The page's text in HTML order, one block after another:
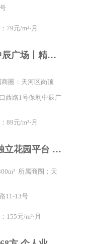
79元/m²⋅月
岗顶石牌桥丨保利中辰广场丨精装修200一300方出租丨配家私
圈：天河区岗顶
西路1号保利中辰广
89元/m²⋅月
珠江新城全层物业 独立花园平台 独立24空调 豪华装修
所属商圈：天
11-13号
155元/m²⋅月